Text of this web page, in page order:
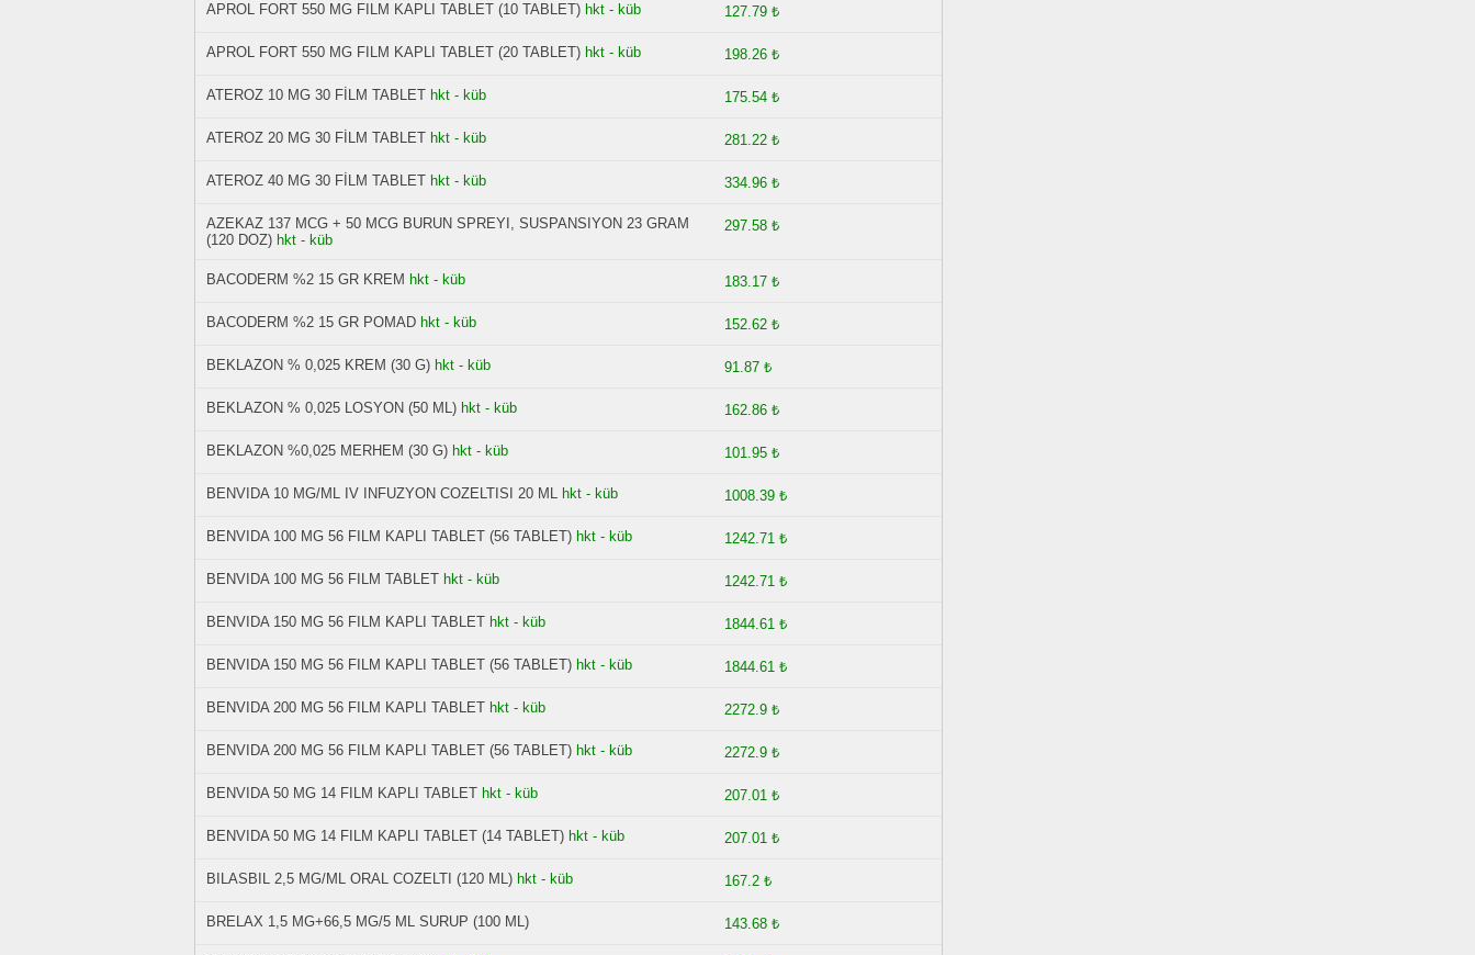
APROL FORT 550 MG FILM KAPLI TABLET (10 TABLET) hkt - küb 127.79 ₺
APROL FORT 550 MG FILM KAPLI TABLET (20 TABLET) hkt - küb 198.26 ₺
ATEROZ 10 MG 30 FİLM TABLET hkt - küb 175.54 ₺
ATEROZ 20 MG 30 FİLM TABLET hkt - küb 281.22 ₺
ATEROZ 40 MG 30 FİLM TABLET hkt - küb 334.96 ₺
AZEKAZ 137 MCG + 50 MCG BURUN SPREYI, SUSPANSIYON 23 GRAM
(120 DOZ) hkt - küb
297.58 ₺
BACODERM %2 15 GR KREM hkt - küb 183.17 ₺
BACODERM %2 15 GR POMAD hkt - küb 152.62 ₺
BEKLAZON % 0,025 KREM (30 G) hkt - küb 91.87 ₺
BEKLAZON % 0,025 LOSYON (50 ML) hkt - küb 162.86 ₺
BEKLAZON %0,025 MERHEM (30 G) hkt - küb 101.95 ₺
BENVIDA 10 MG/ML IV INFUZYON COZELTISI 20 ML hkt - küb 1008.39 ₺
BENVIDA 100 MG 56 FILM KAPLI TABLET (56 TABLET) hkt - küb 1242.71 ₺
BENVIDA 100 MG 56 FILM TABLET hkt - küb 1242.71 ₺
BENVIDA 150 MG 56 FILM KAPLI TABLET hkt - küb 1844.61 ₺
BENVIDA 150 MG 56 FILM KAPLI TABLET (56 TABLET) hkt - küb 1844.61 ₺
BENVIDA 200 MG 56 FILM KAPLI TABLET hkt - küb 2272.9 ₺
BENVIDA 200 MG 56 FILM KAPLI TABLET (56 TABLET) hkt - küb 2272.9 ₺
BENVIDA 50 MG 14 FILM KAPLI TABLET hkt - küb 207.01 ₺
BENVIDA 50 MG 14 FILM KAPLI TABLET (14 TABLET) hkt - küb 207.01 ₺
BILASBIL 2,5 MG/ML ORAL COZELTI (120 ML) hkt - küb 167.2 ₺
BRELAX 1,5 MG+66,5 MG/5 ML SURUP (100 ML) 143.68 ₺